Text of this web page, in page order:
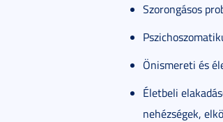
Szorongásos
Önismereti és
Életbeli
nehézségek,